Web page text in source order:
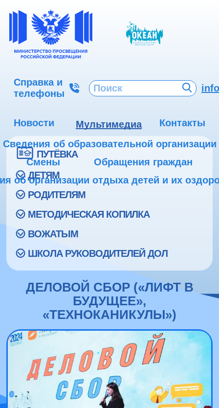
Справка и
телефоны
Новости Мультимедиа
Контакты
Сведения об образовательной организации
Смены
Обращения граждан
об организации отдыха детей и их
ПУТЁВКА
ДЕТЯМ
РОДИТЕЛЯМ
МЕТОДИЧЕСКАЯ КОПИЛКА
ВОЖАТЫМ
ШКОЛА РУКОВОДИТЕЛЕЙ ДОЛ
ДЕЛОВОЙ СБОР («ЛИФТ В
БУДУЩЕЕ»,
«ТЕХНОКАНИКУЛЫ»)